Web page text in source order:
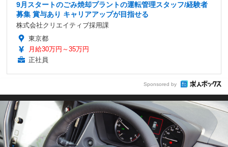
9月スタートのごみ焼却プラントの運転管理スタッフ/経験者
募集 賞与あり キャリアアップが目指せる
株式会社クリエイティブ採用課
東京都
月給30万円～35万円
正社員
Sponsored by